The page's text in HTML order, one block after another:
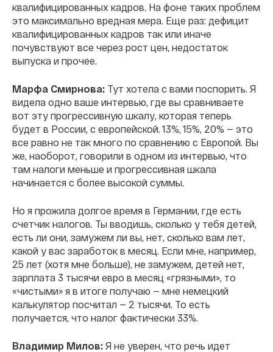
квалифицированных кадров. На фоне таких проблем
это максимально вредная мера. Еще раз: дефицит
квалифицированных кадров так или иначе
почувствуют все через рост цен, недостаток
выпуска и прочее.
Марфа Смирнова: Тут хотела с вами поспорить. Я
видела одно ваше интервью, где вы сравниваете
вот эту прогрессивную шкалу, которая теперь
будет в России, с европейской. 13%, 15%, 20% — это
все равно не так много по сравнению с Европой. Вы
же, наоборот, говорили в одном из интервью, что
там налоги меньше и прогрессивная шкала
начинается с более высокой суммы.
Но я прожила долгое время в Германии, где есть
счетчик налогов. Ты вводишь, сколько у тебя детей,
есть ли они, замужем ли вы, нет, сколько вам лет,
какой у вас заработок в месяц. Если мне, например,
25 лет (хотя мне больше), не замужем, детей нет,
зарплата 3 тысячи евро в месяц «грязными», то
«чистыми» я в итоге получаю — мне немецкий
калькулятор посчитал — 2 тысячи. То есть
получается, что налог фактически 33%.
Владимир Милов: Я не уверен, что речь идет